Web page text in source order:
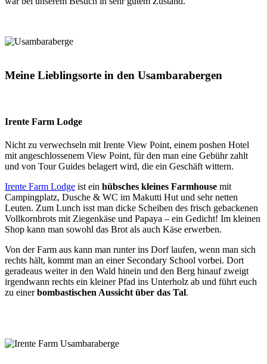
Meine Lieblingsorte in den Usambarabergen
Irente Farm Lodge
Nicht zu verwechseln mit Irente View Point, einem poshen Hotel
mit angeschlossenem View Point, für den man eine Gebühr zahlt
und von Tour Guides belagert wird, die ein Geschäft wittern.
Irente Farm Lodge ist ein hübsches kleines Farmhouse mit
Campingplatz, Dusche & WC im Makutti Hut und sehr netten
Leuten. Zum Lunch isst man dicke Scheiben des frisch gebackenen
Vollkornbrots mit Ziegenkäse und Papaya – ein Gedicht! Im kleinen
Shop kann man sowohl das Brot als auch Käse erwerben.
Von der Farm aus kann man runter ins Dorf laufen, wenn man sich
rechts hält, kommt man an einer Secondary School vorbei. Dort
geradeaus weiter in den Wald hinein und den Berg hinauf zweigt
irgendwann rechts ein kleiner Pfad ins Unterholz ab und führt euch
zu einerbombastischen Aussicht über das Tal.